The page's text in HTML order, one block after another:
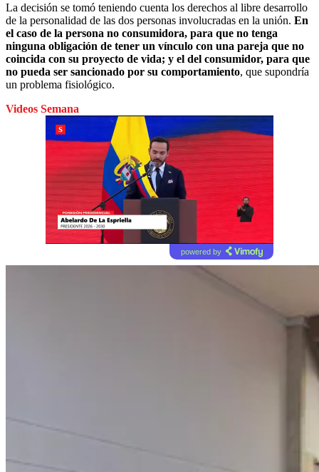
La decisión se tomó teniendo cuenta los derechos al libre desarrollo
de la personalidad de las dos personas involucradas en la unión. En
el caso de la persona no consumidora, para que no tenga
ninguna obligación de tener un vínculo con una pareja que no
coincida con su proyecto de vida; y el del consumidor, para que
no pueda ser sancionado por su comportamiento, que supondría
un problema fisiológico.
Videos Semana
powered by